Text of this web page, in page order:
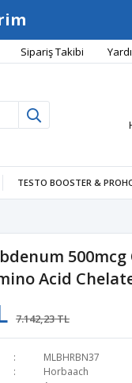
Sipariş Takibi
TESTO BOOSTER &
500mcg
Acid
7.142,23 TL
MLBHRBN37
Horbaach